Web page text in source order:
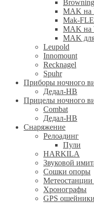
MAK на
Mak-
MAK на
MAK
Leupold
Innomount
Recknagel
Spuhr
Приборы ночного
Дедал-НВ
Прицелы ночного
Combat
Дедал-НВ
Снаряжение
Релоадинг
Пули
HARKILA
Звуковой
Сошки опоры
Метеостанции
Хронографы
GPS ошейники